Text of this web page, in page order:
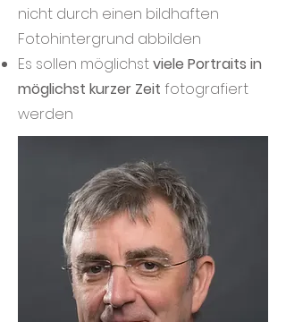
nicht durch einen bildhaften
Fotohintergrund abbilden
Es sollen möglichstviele Portraits in
möglichst kurzer Zeit fotografiert
werden